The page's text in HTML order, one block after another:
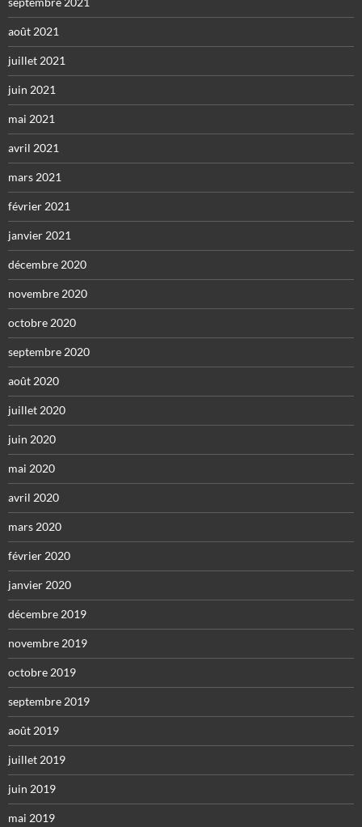
août 2021
juillet 2021
juin 2021
mai 2021
avril 2021
mars 2021
février 2021
janvier 2021
décembre 2020
novembre 2020
octobre 2020
septembre 2020
août 2020
juillet 2020
juin 2020
mai 2020
avril 2020
mars 2020
février 2020
janvier 2020
décembre 2019
novembre 2019
octobre 2019
septembre 2019
août 2019
juillet 2019
juin 2019
mai 2019